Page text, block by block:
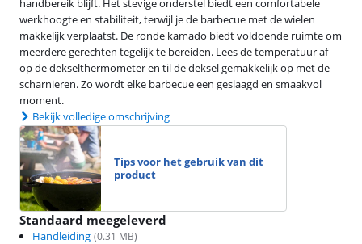
handbereik blijft. Het stevige onderstel biedt een comfortabele
werkhoogte en stabiliteit, terwijl je de barbecue met de wielen
makkelijk verplaatst. De ronde kamado biedt voldoende ruimte om
meerdere gerechten tegelijk te bereiden. Lees de temperatuur af
op de dekselthermometer en til de deksel gemakkelijk op met de
scharnieren. Zo wordt elke barbecue een geslaagd en smaakvol
moment.
Bekijk volledige omschrijving
Tips voor het gebruik van dit
product
Standaard meegeleverd
Handleiding (0.31 MB)